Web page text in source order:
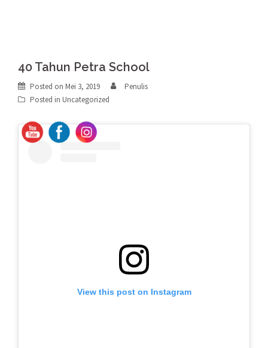
40 Tahun Petra School
Posted on Mei 3, 2019
Penulis
Posted in Uncategorized
View this post on Instagram